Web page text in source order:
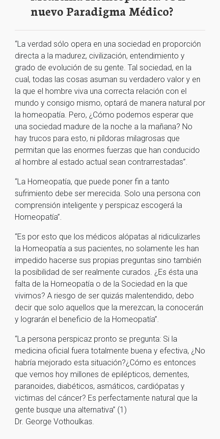
nuevo Paradigma Médico?
“La verdad sólo opera en una sociedad en proporción
directa a la madurez, civilización, entendimiento y
grado de evolución de su gente. Tal sociedad, en la
cual, todas las cosas asuman su verdadero valor y en
la que el hombre viva una correcta relación con el
mundo y consigo mismo, optará de manera natural por
la homeopatía. Pero, ¿Cómo podemos esperar que
una sociedad madure de la noche a la mañana? No
hay trucos para esto, ni píldoras milagrosas que
permitan que las enormes fuerzas que han conducido
al hombre al estado actual sean contrarrestadas”.
“La Homeopatía, que puede poner fin a tanto
sufrimiento debe ser merecida. Solo una persona con
comprensión inteligente y perspicaz escogerá la
Homeopatía”.
“Es por esto que los médicos alópatas al ridiculizarles
la Homeopatía a sus pacientes, no solamente les han
impedido hacerse sus propias preguntas sino también
la posibilidad de ser realmente curados. ¿Es ésta una
falta de la Homeopatía o de la Sociedad en la que
vivimos? A riesgo de ser quizás malentendido, debo
decir que solo aquellos que la merezcan, la conocerán
y lograrán el beneficio de la Homeopatía”.
“La persona perspicaz pronto se pregunta: Si la
medicina oficial fuera totalmente buena y efectiva, ¿No
habría mejorado esta situación?¿Cómo es entonces
que vemos hoy millones de epilépticos, dementes,
paranoides, diabéticos, asmáticos, cardiópatas y
victimas del cáncer? Es perfectamente natural que la
gente busque una alternativa” (1)
Dr. George Vothoulkas.